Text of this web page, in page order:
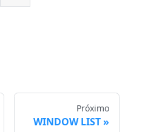
Próximo
WINDOW LIST